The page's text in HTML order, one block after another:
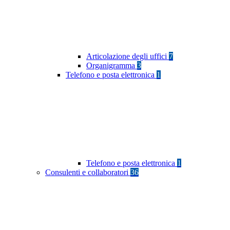
Articolazione degli uffici 7
Organigramma 3
Telefono e posta elettronica 1
Telefono e posta elettronica 1
Consulenti e collaboratori 36